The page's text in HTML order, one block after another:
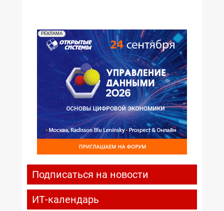
РЕКЛАМА
Подписаться на новости
ИТ-календарь